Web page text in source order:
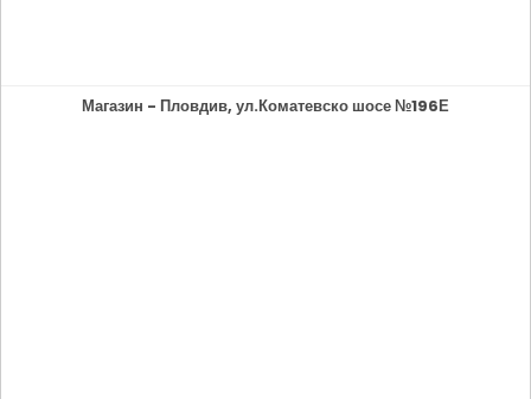
Магазин - Пловдив, ул.Коматевско шосе №196Е